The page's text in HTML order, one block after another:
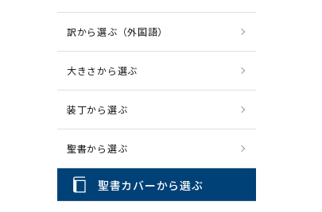
CD・MP3
訳から選ぶ（外国語）
大きさから選ぶ
装丁から選ぶ
聖書から選ぶ
聖書カバーから選ぶ